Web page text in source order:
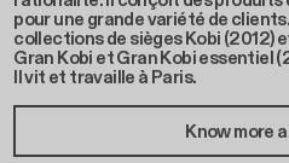
pour une grande variété de
collections de sièges Kobi (2012)
Gran Kobi et Gran Kobi essentiel
Il vit et travaille à Paris.
Know more